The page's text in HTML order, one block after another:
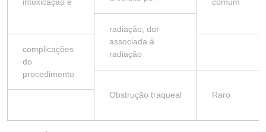
radiação, dor
associada à
radiação
complicações
do
procedimento
Obstrução traqueal Raro